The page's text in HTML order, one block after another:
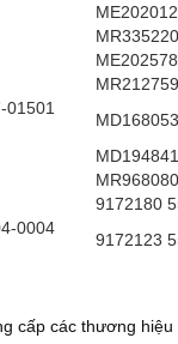
ME202012
ME202578
MR212759
01501
MD194841
MR968080
9172180
0004
9172123
cấp các thương